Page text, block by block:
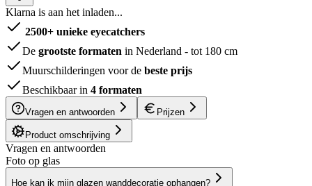
Klarna is aan het inladen...
2500+ unieke eyecatchers
De grootste formaten in Nederland - tot 180 cm
Muurschilderingen voor de beste prijs
Beschikbaar in 4 formaten
Vragen en antwoorden Prijzen
Product omschrijving
Vragen en antwoorden
Foto op glas
Hoe kan ik mijn glazen wanddecoratie ophangen?